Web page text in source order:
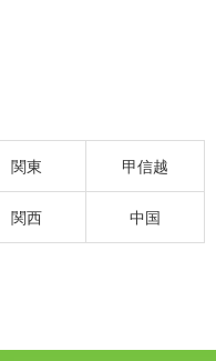
関東 甲信越
関西 中国